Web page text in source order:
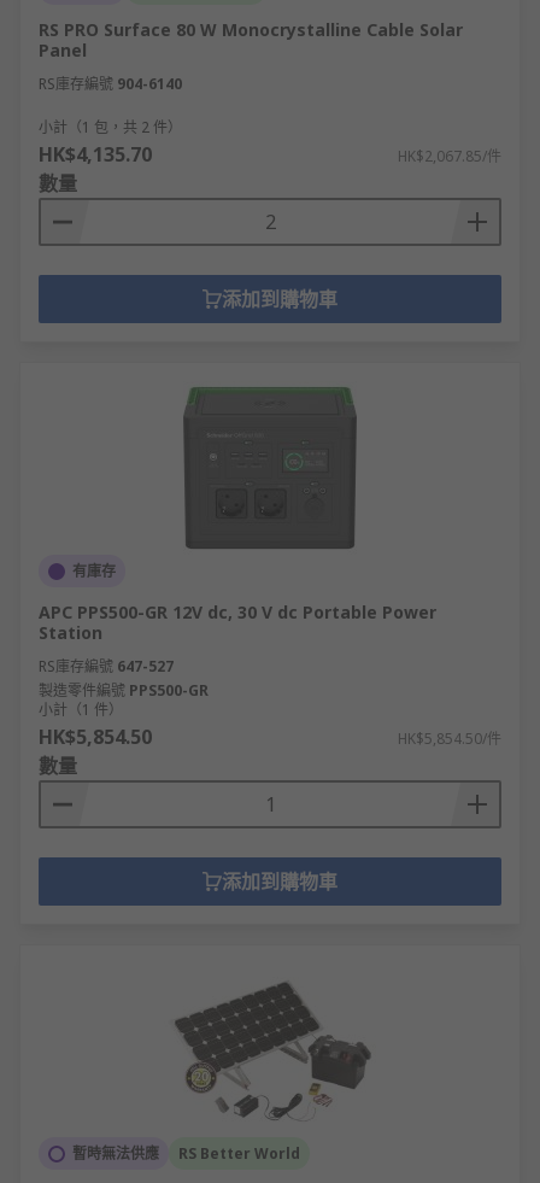
RS PRO Surface 80 W Monocrystalline Cable Solar
Panel
RS庫存編號 904-6140
小計（1 包，共 2 件）
HK$4,135.70 HK$2,067.85/件
數量
添加到購物車
有庫存
APC PPS500-GR 12V dc, 30 V dc Portable Power
Station
RS庫存編號 647-527
製造零件編號 PPS500-GR
小計（1 件）
HK$5,854.50 HK$5,854.50/件
數量
添加到購物車
暫時無法供應 RS Better World